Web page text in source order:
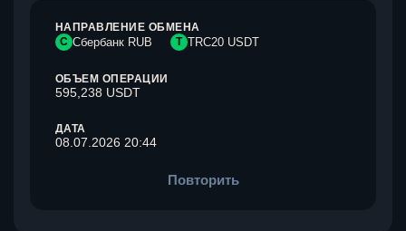
НАПРАВЛЕНИЕ ОБМЕНА
С Сбербанк RUB T TRC20 USDT
ОБЪЕМ ОПЕРАЦИИ
595,238 USDT
ДАТА
08.07.2026 20:44
Повторить